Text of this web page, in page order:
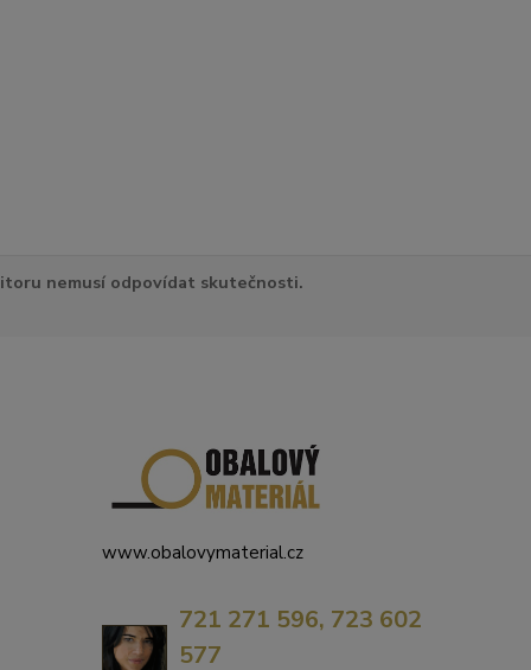
nemusí odpovídat skutečnosti.
www.obalovymaterial.cz
721 271 596, 723 602
577